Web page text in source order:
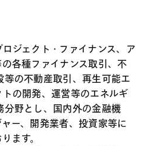
ジェクト・ファイナンス、ア
各種ファイナンス取引、不
の不動産取引、再生可能エ
の開発、運営等のエネルギ
分野とし、国内外の金融機
ー、開発業者、投資家等に
ます。